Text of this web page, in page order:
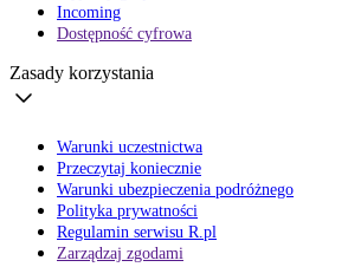
Incoming
Dostępność cyfrowa
Zasady korzystania
Warunki uczestnictwa
Przeczytaj koniecznie
Warunki ubezpieczenia podróżnego
Polityka prywatności
Regulamin serwisu R.pl
Zarządzaj zgodami